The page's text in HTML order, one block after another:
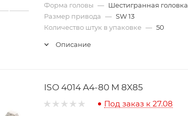
Форма головы — Шестигранная головка
Размер привода — SW 13
Количество штук в упаковке — 50
Описание
ISO 4014 A4-80 M 8X85
Под заказ к 27.08